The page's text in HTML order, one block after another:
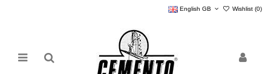
English GB Wishlist (0)